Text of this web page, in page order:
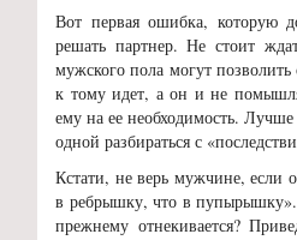
Вот первая ошибка, которую
решать партнер. Не стоит
мужского пола могут
к тому идет, а он и не
ему на ее необходимость.
одной разбираться с
Кстати, не верь мужчине, если
в ребрышку, что в
прежнему отнекивается?